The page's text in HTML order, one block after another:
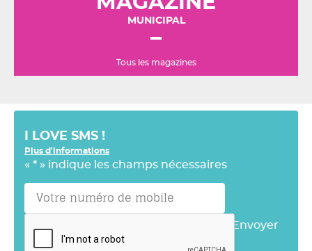
MUNICIPAL
Tous les magazines
I LOVE SMS !
Plus d'informations
« * » indique les champs nécessaires
Envoyer